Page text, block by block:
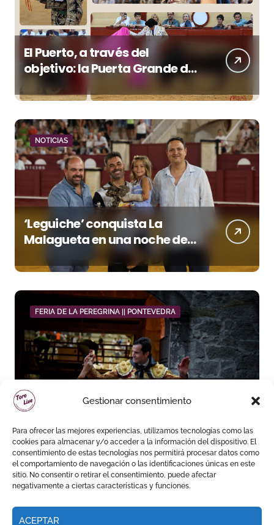
Gestionar consentimiento
Para ofrecer las mejores experiencias, utilizamos tecnologías como las
cookies para almacenar y/o acceder a la información del dispositivo. El
consentimiento de estas tecnologías nos permitirá procesar datos como
el comportamiento de navegación o las identificaciones únicas en este
sitio. No consentir o retirar el consentimiento, puede afectar
negativamente a ciertas características y funciones.
ACEPTAR
El Puerto, a través del
objetivo: la Puerta Grande de
Crespo y el aroma de
Morante
NOTICIAS
‘Leguiche’ conquista La
Malagueta en una noche de
recortes, emoción y gran
ambiente
FERIA DE LA PEREGRINA || PONTEVEDRA
Daniel Luque toma el mando
en Pontevedra con tres orejas
y una Puerta Grande de peso